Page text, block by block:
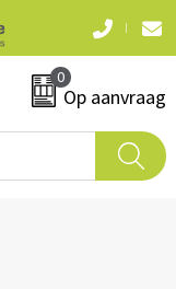
0
Op aanvraag